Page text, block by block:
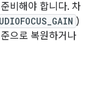
비해야 합니다. 차
)
으로 복원하거나